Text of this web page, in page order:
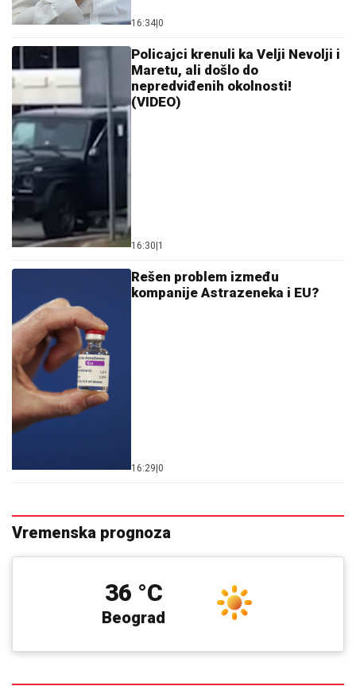
16:34 0
Policajci krenuli ka Velji Nevolji i
Maretu, ali došlo do
nepredviđenih okolnosti!
(VIDEO)
16:30 1
Rešen problem između
kompanije Astrazeneka i EU?
16:29 0
Vremenska prognoza
Beograd
36 °C